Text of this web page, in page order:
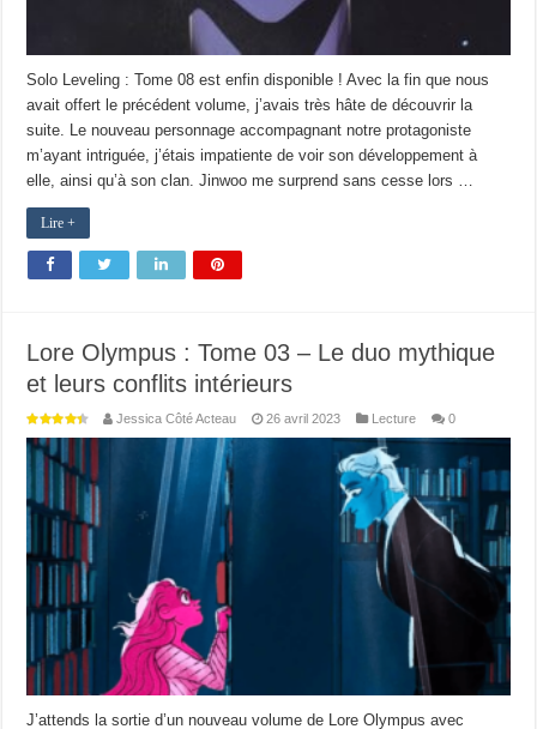
Solo Leveling : Tome 08 est enfin disponible ! Avec la fin que nous
avait offert le précédent volume, j’avais très hâte de découvrir la
suite. Le nouveau personnage accompagnant notre protagoniste
m’ayant intriguée, j’étais impatiente de voir son développement à
elle, ainsi qu’à son clan. Jinwoo me surprend sans cesse lors …
Lire +
Lore Olympus : Tome 03 – Le duo mythique
et leurs conflits intérieurs
Jessica Côté Acteau 26 avril 2023 Lecture 0
J’attends la sortie d’un nouveau volume de Lore Olympus avec